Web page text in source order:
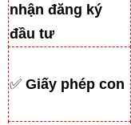
nhận đăng ký
đầu tư
✅ Giấy phép con